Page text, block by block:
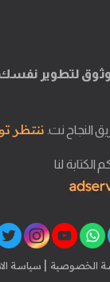
لتطوير
النجاح نت. ننتظر
الكتابة لنا
الخصوصية | سياسة